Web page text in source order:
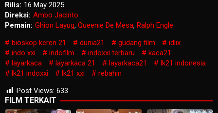
Rilis: 16 May 2025
Direksi: Ambo Jacinto
Pemain: Ghion Layug, Queenie De Mesa, Ralph Engle
bioskop keren 21
dunia21 gudang film
idlix
indo xxi
indofilm indoxxi terbaru
kaca21
layarkaca
layarkaca 21 layarkaca21
lk21 indonesia
lk21 indoxxi
lk21 xxi
rebahin
Post Views: 633
FILM TERKAIT